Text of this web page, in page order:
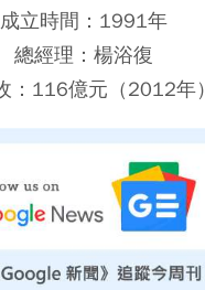
成立時間：1991年
總經理：楊浴復
：116億元（2012年）